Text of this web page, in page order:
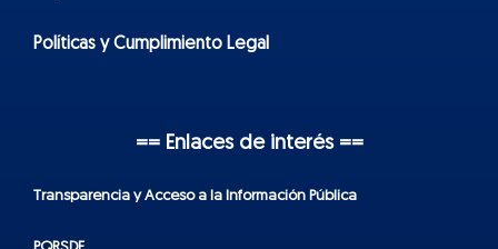
Políticas y Cumplimiento Legal
== Enlaces de interés ==
Transparencia y Acceso a la Información Pública